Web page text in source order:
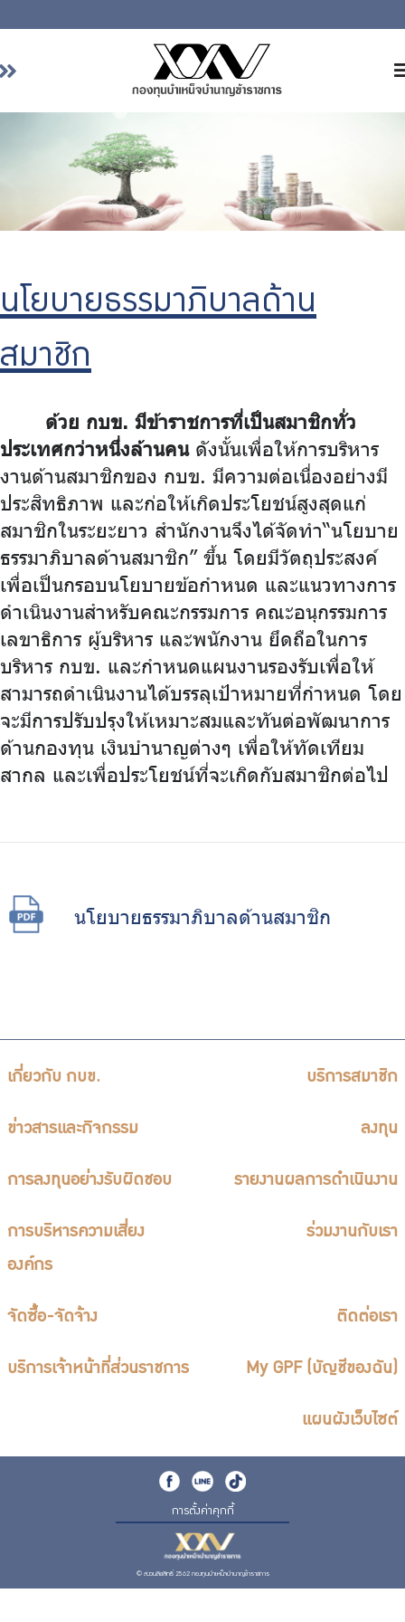
เกี่ยวกับ กบข.
ลงทุน
การบริหารความเสี่ยง
รายงานผลการดำเนินงาน
ข่าวสารและกิจกรรม
บริการเจ้าหน้าที่ส่วนราชการ
ร่วมงานกับเรา
| Eng
นโยบายธรรมาภิบาลด้าน
สมาชิก
ด้วย กบข. มีข้าราชการที่เป็นสมาชิกทั่ว
ประเทศกว่าหนึ่งล้านคนดังนั้นเพื่อให้การบริหาร
งานด้านสมาชิกของ กบข. มีความต่อเนื่องอย่างมี
ประสิทธิภาพ และก่อให้เกิดประโยชน์สูงสุดแก่
สมาชิกในระยะยาว สำนักงานจึงได้จัดทำ“นโยบาย
ธรรมาภิบาลด้านสมาชิก” ขึ้น โดยมีวัตถุประสงค์
เพื่อเป็นกรอบนโยบายข้อกำหนด และแนวทางการ
ดำเนินงานสำหรับคณะกรรมการ คณะอนุกรรมการ
เลขาธิการ ผู้บริหาร และพนักงาน ยึดถือในการ
บริหาร กบข. และกำหนดแผนงานรองรับเพื่อให้
สามารถดำเนินงานได้บรรลุเป้าหมายที่กำหนด โดย
จะมีการปรับปรุงให้เหมาะสมและทันต่อพัฒนาการ
ด้านกองทุน เงินบำนาญต่างๆ เพื่อให้ทัดเทียม
สากล และเพื่อประโยชน์ที่จะเกิดกับสมาชิกต่อไป
นโยบายธรรมาภิบาลด้านสมาชิก
เกี่ยวกับ กบข. บริการสมาชิก
ข่าวสารและกิจกรรม ลงทุน
การลงทุนอย่างรับผิดชอบ รายงานผลการดำเนินงาน
การบริหารความเสี่ยง
องค์กร
ร่วมงานกับเรา
จัดซื้อ-จัดจ้าง ติดต่อเรา
บริการเจ้าหน้าที่ส่วนราชการ My GPF (บัญชีของฉัน)
แผนผังเว็บไซต์
การตั้งค่าคุกกี้
© สงวนลิขสิทธิ์ 2562 กองทุนบำเหน็จบำนาญข้าราชการ